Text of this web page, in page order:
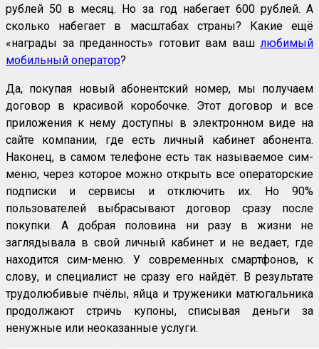
рублей 50 в месяц. Но за год набегает 600 рублей. А
сколько набегает в масштабах страны? Какие ещё
«награды за преданность» готовит вам ваш любимый
мобильный оператор?
Да, покупая новый абонентский номер, мы получаем
договор в красивой коробочке. Этот договор и все
приложения к нему доступны в электронном виде на
сайте компании, где есть личный кабинет абонента.
Наконец, в самом телефоне есть так называемое сим-
меню, через которое можно открыть все операторские
подписки и сервисы и отключить их. Но 90%
пользователей выбрасывают договор сразу после
покупки. А добрая половина ни разу в жизни не
заглядывала в свой личный кабинет и не ведает, где
находится сим-меню. У современных смартфонов, к
слову, и специалист не сразу его найдёт. В результате
трудолюбивые пчёлы, яйца и труженики матюгальника
продолжают стричь купоны, списывая деньги за
ненужные или неоказанные услуги.